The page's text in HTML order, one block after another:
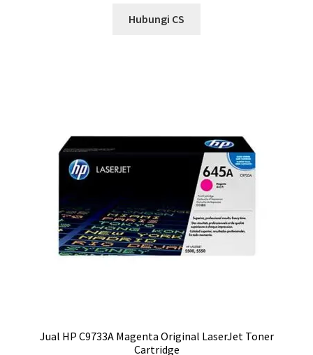
Hubungi CS
Jual HP C9733A Magenta Original LaserJet Toner
Cartridge